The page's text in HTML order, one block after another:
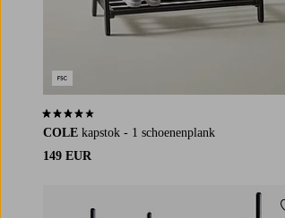
COLE kapstok - 1 schoenenplank
149 EUR
3,9 op basis van 18 beoordelingen